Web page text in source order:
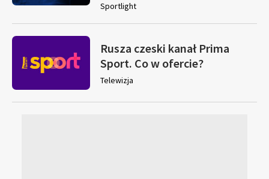
Sportlight
Rusza czeski kanał Prima
Sport. Co w ofercie?
Telewizja